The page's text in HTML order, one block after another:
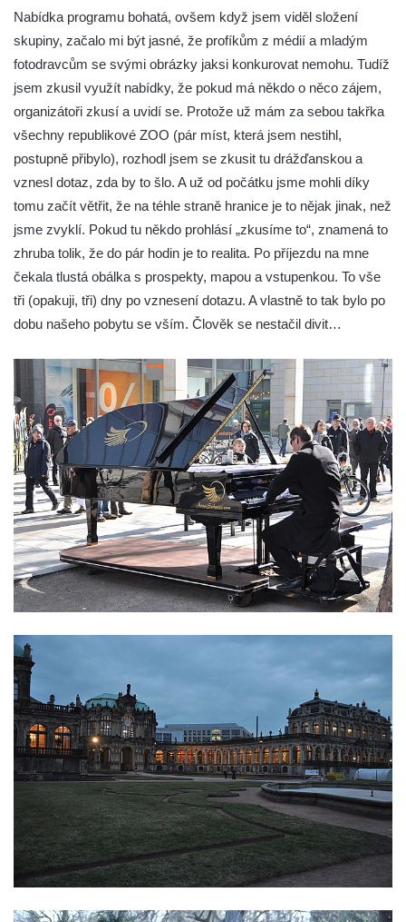
Nabídka programu bohatá, ovšem když jsem viděl složení
skupiny, začalo mi být jasné, že profíkům z médií a mladým
fotodravcům se svými obrázky jaksi konkurovat nemohu. Tudíž
jsem zkusil využít nabídky, že pokud má někdo o něco zájem,
organizátoři zkusí a uvidí se. Protože už mám za sebou takřka
všechny republikové ZOO (pár míst, která jsem nestihl,
postupně přibylo), rozhodl jsem se zkusit tu drážďanskou a
vznesl dotaz, zda by to šlo. A už od počátku jsme mohli díky
tomu začít větřit, že na téhle straně hranice je to nějak jinak, než
jsme zvyklí. Pokud tu někdo prohlásí „zkusíme to“, znamená to
zhruba tolik, že do pár hodin je to realita. Po příjezdu na mne
čekala tlustá obálka s prospekty, mapou a vstupenkou. To vše
tři (opakuji, tři) dny po vznesení dotazu. A vlastně to tak bylo po
dobu našeho pobytu se vším. Člověk se nestačil divit…